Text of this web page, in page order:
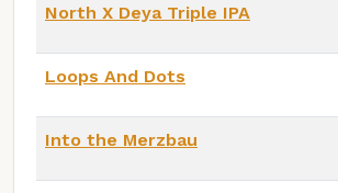
North X Deya Triple IPA
Loops And Dots
Into the Merzbau